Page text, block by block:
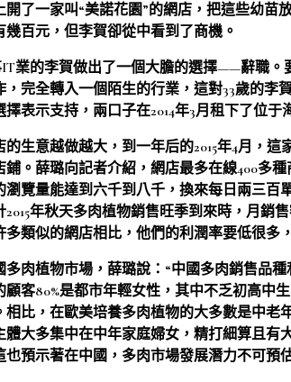
開了一家叫“美諾花園”的網店，把這些幼苗
幾百元，但李賀卻從中看到了商機。
IT業的李賀做出了一個大膽的選擇——辭職。
，完全轉入一個陌生的行業，這對33歲的李
表示支持，兩口子在2014年3月租下了位于
的生意越做越大，到一年后的2015年4月，
鋪。薛璐向記者介紹，網店最多在線400多
瀏覽量能達到六千到八千，換來每日兩三百
年秋天多肉植物銷售旺季到來時，月銷
類似的網店相比，他們的利潤率要低很多
多肉植物市場，薛璐說：“中國多肉銷售品
顧客80%是都市年輕女性，其中不乏初高中
相比，在歐美培養多肉植物的大多數是中老
體大多集中在中年家庭婦女，精打細算且有
也預示著在中國，多肉市場發展潛力不可預